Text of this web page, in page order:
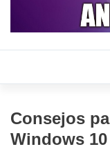
Consejos
Windows 10